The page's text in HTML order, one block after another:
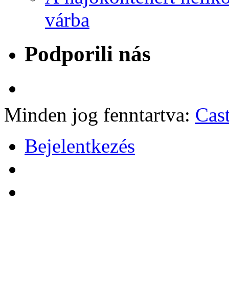
várba
Podporili nás
Minden jog fenntartva:
Bejelentkezés